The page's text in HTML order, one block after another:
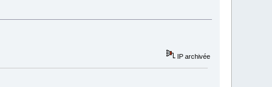
IP archivée